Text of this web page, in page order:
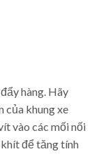
hàng. Hãy
của khung xe
vào các mối nối
để tăng tính